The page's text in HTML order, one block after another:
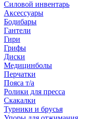
Силовой инвентарь
Аксессуары
Бодибары
Гантели
Гири
Грифы
Диски
Медицинболы
Перчатки
Пояса т/а
Ролики для пресса
Скакалки
Турники и брусья